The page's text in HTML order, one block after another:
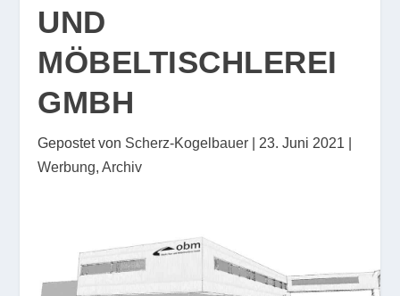
UND
MÖBELTISCHLEREI
GMBH
Gepostet von Scherz-Kogelbauer 23. Juni 2021
Werbung,Archiv